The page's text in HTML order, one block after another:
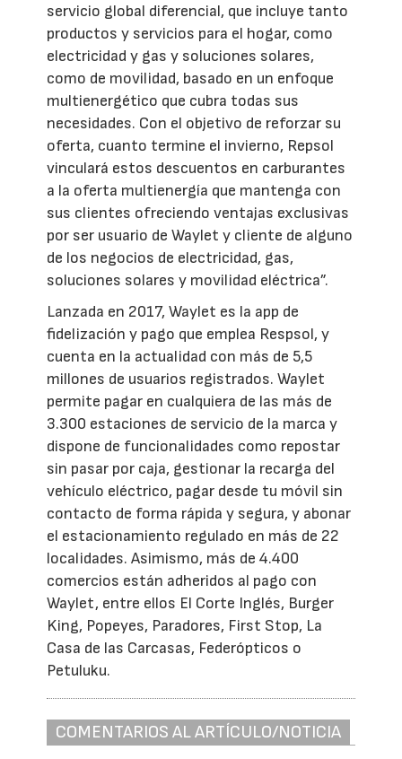
servicio global diferencial, que incluye tanto
productos y servicios para el hogar, como
electricidad y gas y soluciones solares,
como de movilidad, basado en un enfoque
multienergético que cubra todas sus
necesidades. Con el objetivo de reforzar su
oferta, cuanto termine el invierno, Repsol
vinculará estos descuentos en carburantes
a la oferta multienergía que mantenga con
sus clientes ofreciendo ventajas exclusivas
por ser usuario de Waylet y cliente de alguno
de los negocios de electricidad, gas,
soluciones solares y movilidad eléctrica”.
Lanzada en 2017, Waylet es la app de
fidelización y pago que emplea Respsol, y
cuenta en la actualidad con más de 5,5
millones de usuarios registrados. Waylet
permite pagar en cualquiera de las más de
3.300 estaciones de servicio de la marca y
dispone de funcionalidades como repostar
sin pasar por caja, gestionar la recarga del
vehículo eléctrico, pagar desde tu móvil sin
contacto de forma rápida y segura, y abonar
el estacionamiento regulado en más de 22
localidades. Asimismo, más de 4.400
comercios están adheridos al pago con
Waylet, entre ellos El Corte Inglés, Burger
King, Popeyes, Paradores, First Stop, La
Casa de las Carcasas, Federópticos o
Petuluku.
COMENTARIOS AL ARTÍCULO/NOTICIA